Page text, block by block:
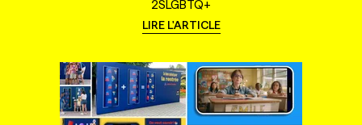
2SLGBTQ+
LIRE L'ARTICLE